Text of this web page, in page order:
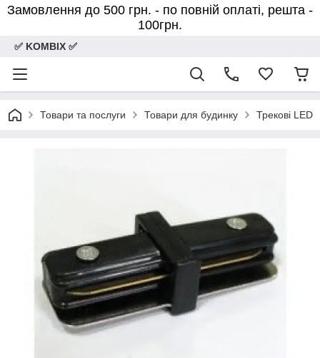
Замовлення до 500 грн. - по повній оплаті, решта -
100грн.
✅ KOMBIX ✅
Товари та послуги Товари для будинку Трекові LED